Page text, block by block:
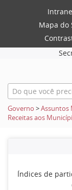
Mapa do
Governo >Assuntos
Receitas aos
Índices de